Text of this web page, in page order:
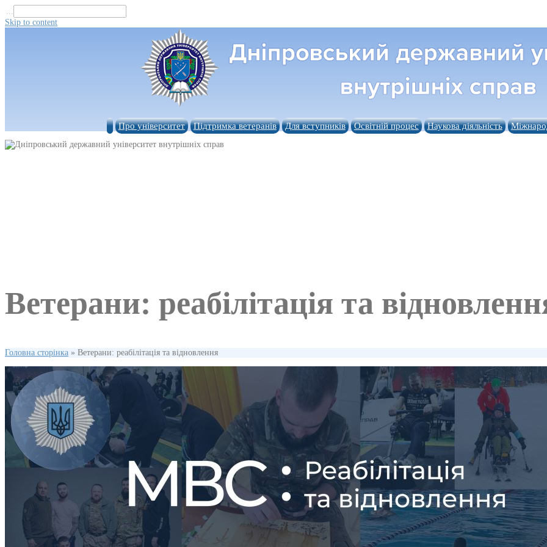
...
Skip to content
Про університет Підтримка ветеранів Для вступників Освітній процес Наукова діяльність
Ветерани: реабілітація та
Головна сторінка » Ветерани: реабілітація та відновлення